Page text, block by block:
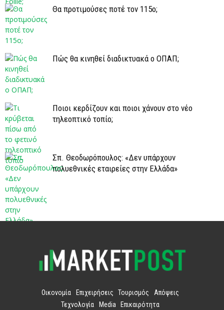
Θα προτιμούσες ποτέ τον 115ο;
Πώς θα κινηθεί διαδικτυακά ο ΟΠΑΠ;
Ποιοι κερδίζουν και ποιοι χάνουν στο νέο
τηλεοπτικό τοπίο;
Σπ. Θεοδωρόπουλος: «Δεν υπάρχουν
πολυεθνικές εταιρείες στην Ελλάδα»
Οικονομία Επιχειρήσεις Τουρισμός
Απόψεις
Τεχνολογία
Media Επικαιρότητα